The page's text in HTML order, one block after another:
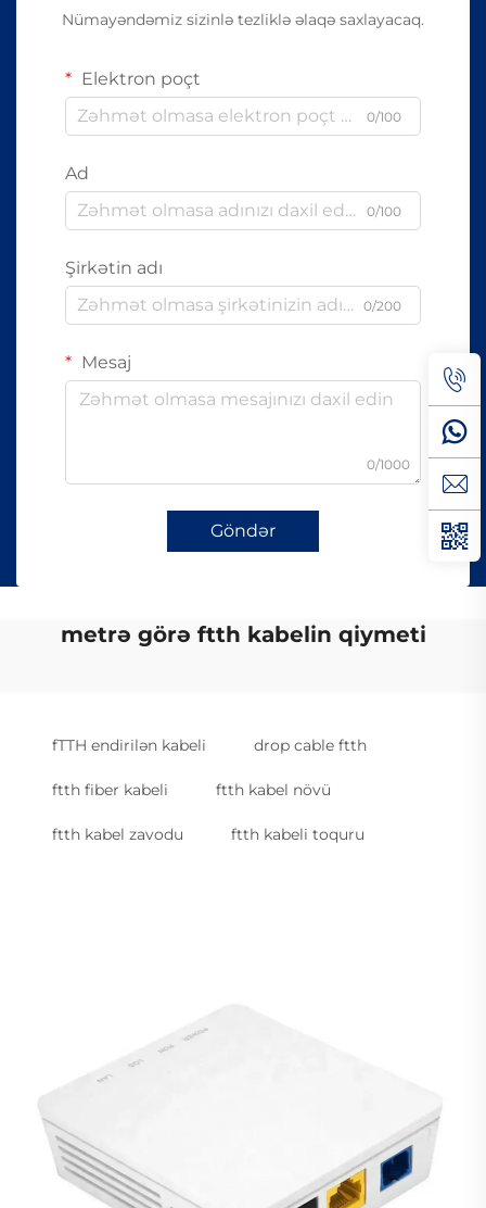
Nümayəndəmiz sizinlə tezliklə əlaqə saxlayacaq.
Elektron poçt
0/100
Ad
0/100
Şirkətin adı
0/200
Mesaj
0/1000
Göndər
metrə görə ftth kabelin qiymeti
fTTH endirilən kabeli drop cable ftth
ftth fiber kabeli ftth kabel növü
ftth kabel zavodu ftth kabeli toquru